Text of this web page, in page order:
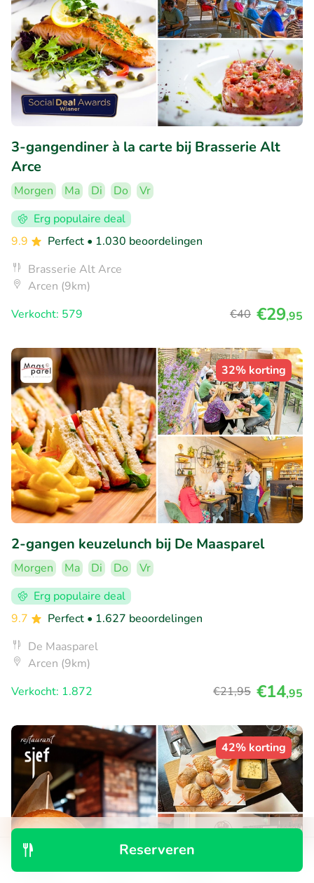
Reserveren
3-gangendiner à la carte bij Brasserie Alt
Arce
Morgen Ma Di Do
Vr
Erg populaire deal
9.9
Perfect • 1.030 beoordelingen
Brasserie Alt Arce
Arcen (9km)
Verkocht: 579
€40 €29,95
32% korting
2-gangen keuzelunch bij De Maasparel
Morgen Ma Di Do
Vr
Erg populaire deal
9.7
Perfect • 1.627 beoordelingen
De Maasparel
Arcen (9km)
Verkocht: 1.872
€21,95 €14,95
42% korting